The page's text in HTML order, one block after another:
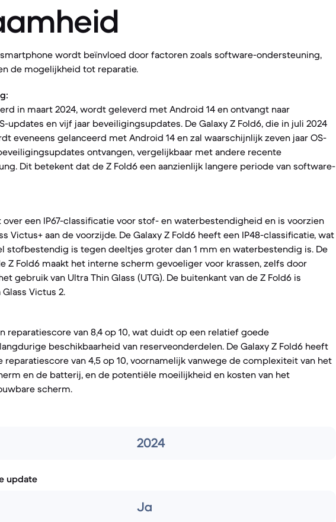
wordt beïnvloed door factoren zoals software-ondersteuning,
de mogelijkheid tot reparatie.
in maart 2024, wordt geleverd met Android 14 en ontvangt naar
updates en vijf jaar beveiligingsupdates. De Galaxy Z Fold6, die in juli 2024
eveneens gelanceerd met Android 14 en zal waarschijnlijk zeven jaar OS-
ontvangen, vergelijkbaar met andere recente
Dit betekent dat de Z Fold6 een aanzienlijk langere periode van software-
over een IP67-classificatie voor stof- en waterbestendigheid en is voorzien
Victus+ aan de voorzijde. De Galaxy Z Fold6 heeft een IP48-classificatie, wat
stofbestendig is tegen deeltjes groter dan 1 mm en waterbestendig is. De
Z Fold6 maakt het interne scherm gevoeliger voor krassen, zelfs door
gebruik van Ultra Thin Glass (UTG). De buitenkant van de Z Fold6 is
Victus 2.
reparatiescore van 8,4 op 10, wat duidt op een relatief goede
beschikbaarheid van reserveonderdelen. De Galaxy Z Fold6 heeft
reparatiescore van 4,5 op 10, voornamelijk vanwege de complexiteit van het
en de batterij, en de potentiële moeilijkheid en kosten van het
scherm.
2024
update
Ja